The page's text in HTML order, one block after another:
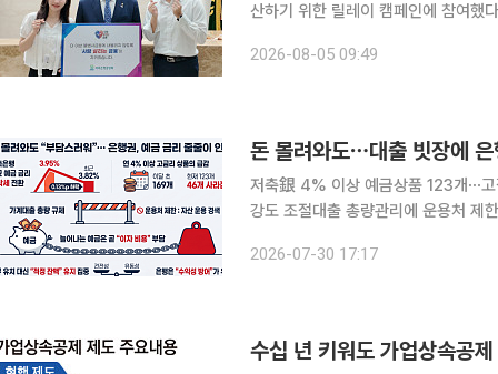
산하기 위한 릴레이 캠페인에 참여했다. 저축은행중앙회는 오 회장이 서민금융진흥원이 진
국민을 보호하고 금융의 공공성과 포
2026-08-05 09:49
돈 몰려와도⋯대출 빗장에
저축銀 4% 이상 예금상품 123개⋯
강도 조절대출 총량관리에 운용처 제한⋯조달비용 부담 커
대출로 운용하기 어려운 상황에서 수
2026-07-30 17:17